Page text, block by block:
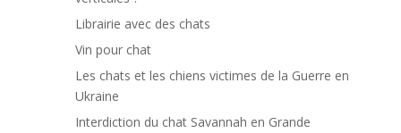
Librairie avec des chats
Vin pour chat
Les chats et les chiens victimes de la Guerre en
Ukraine
Interdiction du chat Savannah en Grande